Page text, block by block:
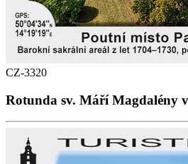
CZ-3320
Rotunda sv. Máří Magdalény